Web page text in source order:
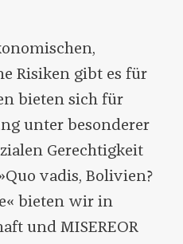
Risiken gibt es für
bieten sich für
unter besonderer
Gerechtigkeit
vadis, Bolivien?
bieten wir in
und MISEREOR